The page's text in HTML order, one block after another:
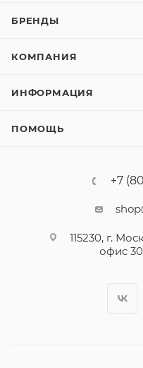
БРЕНДЫ
КОМПАНИЯ
ИНФОРМАЦИЯ
ПОМОЩЬ
+7
115230, г.
офис